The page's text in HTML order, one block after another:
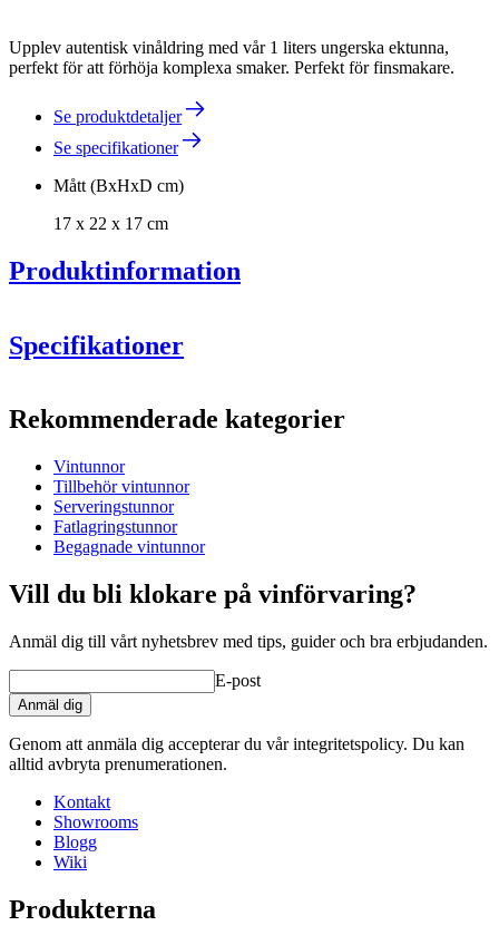
Upplev autentisk vinåldring med vår 1 liters ungerska ektunna,
perfekt för att förhöja komplexa smaker. Perfekt för finsmakare.
Se produktdetaljer
Se specifikationer
Mått (BxHxD cm)
17 x 22 x 17 cm
Produktinformation
Specifikationer
ProduktnummerWOB-HM1
Mått (BxHxD cm)
Vikt (kg)4.1
Höjd (cm)22
Bredd (cm) 17
Rekommenderade kategorier
Vintunnor
Tillbehör vintunnor
Serveringstunnor
Fatlagringstunnor
Begagnade vintunnor
Vill du bli klokare på vinförvaring?
Anmäl dig till vårt nyhetsbrev med tips, guider och bra erbjudanden.
E-post
Anmäl dig
Genom att anmäla dig accepterar du vår integritetspolicy. Du kan
alltid avbryta prenumerationen.
Kontakt
Showrooms
Blogg
Wiki
Produkterna